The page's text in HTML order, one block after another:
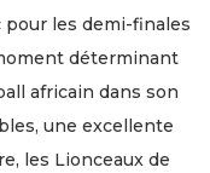
pour les demi-finales
déterminant
africain dans son
une excellente
les Lionceaux de